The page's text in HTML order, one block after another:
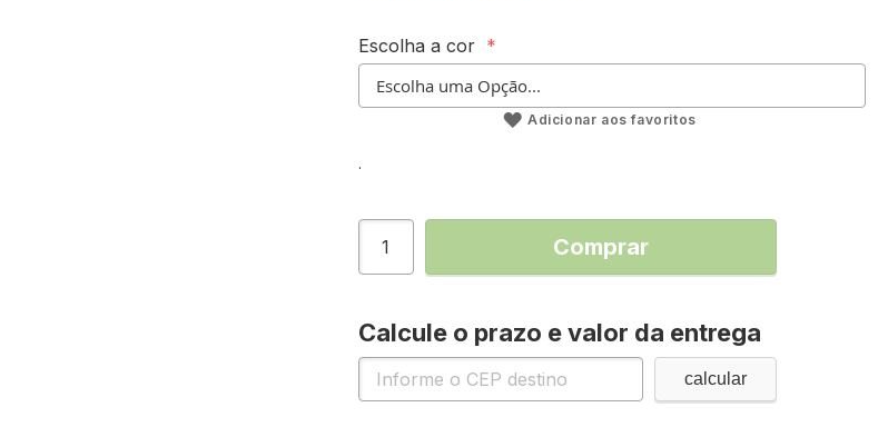
Escolha a cor
Adicionar aos favoritos
.
Comprar
Calcule o prazo e valor da entrega